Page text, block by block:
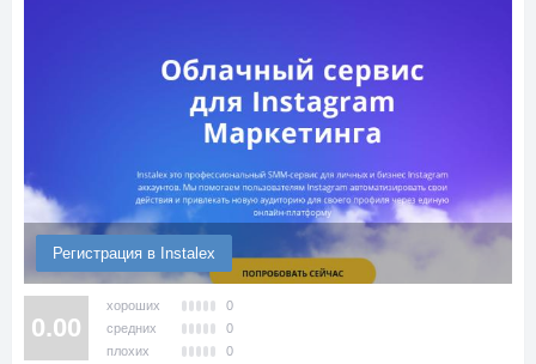
Регистрация в Instalex
0.00
хороших
0
средних
0
плохих
0